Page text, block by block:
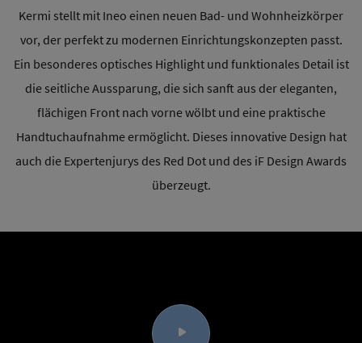
Kermi stellt mit Ineo einen neuen Bad- und Wohnheizkörper
vor, der perfekt zu modernen Einrichtungskonzepten passt.
Ein besonderes optisches Highlight und funktionales Detail ist
die seitliche Aussparung, die sich sanft aus der eleganten,
flächigen Front nach vorne wölbt und eine praktische
Handtuchaufnahme ermöglicht. Dieses innovative Design hat
auch die Expertenjurys des Red Dot und des iF Design Awards
überzeugt.